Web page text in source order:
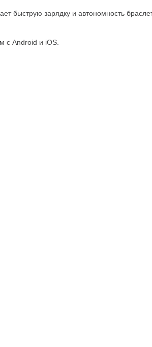
быструю зарядку и автономность
с Android и iOS.